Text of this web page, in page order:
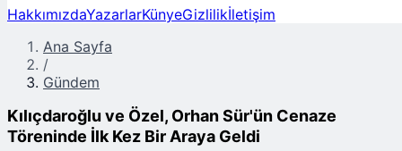
HakkımızdaYazarlarKünyeGizlilikİletişim
Ana Sayfa
/
Gündem
Kılıçdaroğlu ve Özel, Orhan Sür'ün Cenaze
Töreninde İlk Kez Bir Araya Geldi